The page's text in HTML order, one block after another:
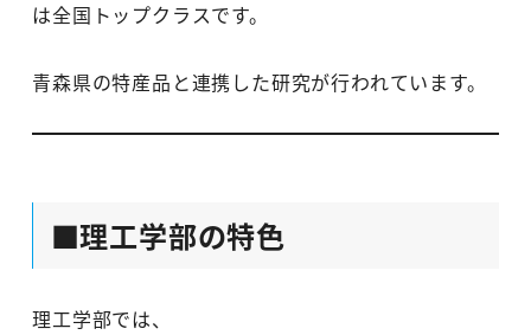
は全国トップクラスです。
青森県の特産品と連携した研究が行われています。
■理工学部の特色
理工学部では、